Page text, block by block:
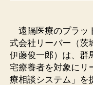
遠隔医療のプラッ
式会社リーバー（茨
伊藤俊⼀郎）は、群
宅療養者を対象にリ
療相談システム」を